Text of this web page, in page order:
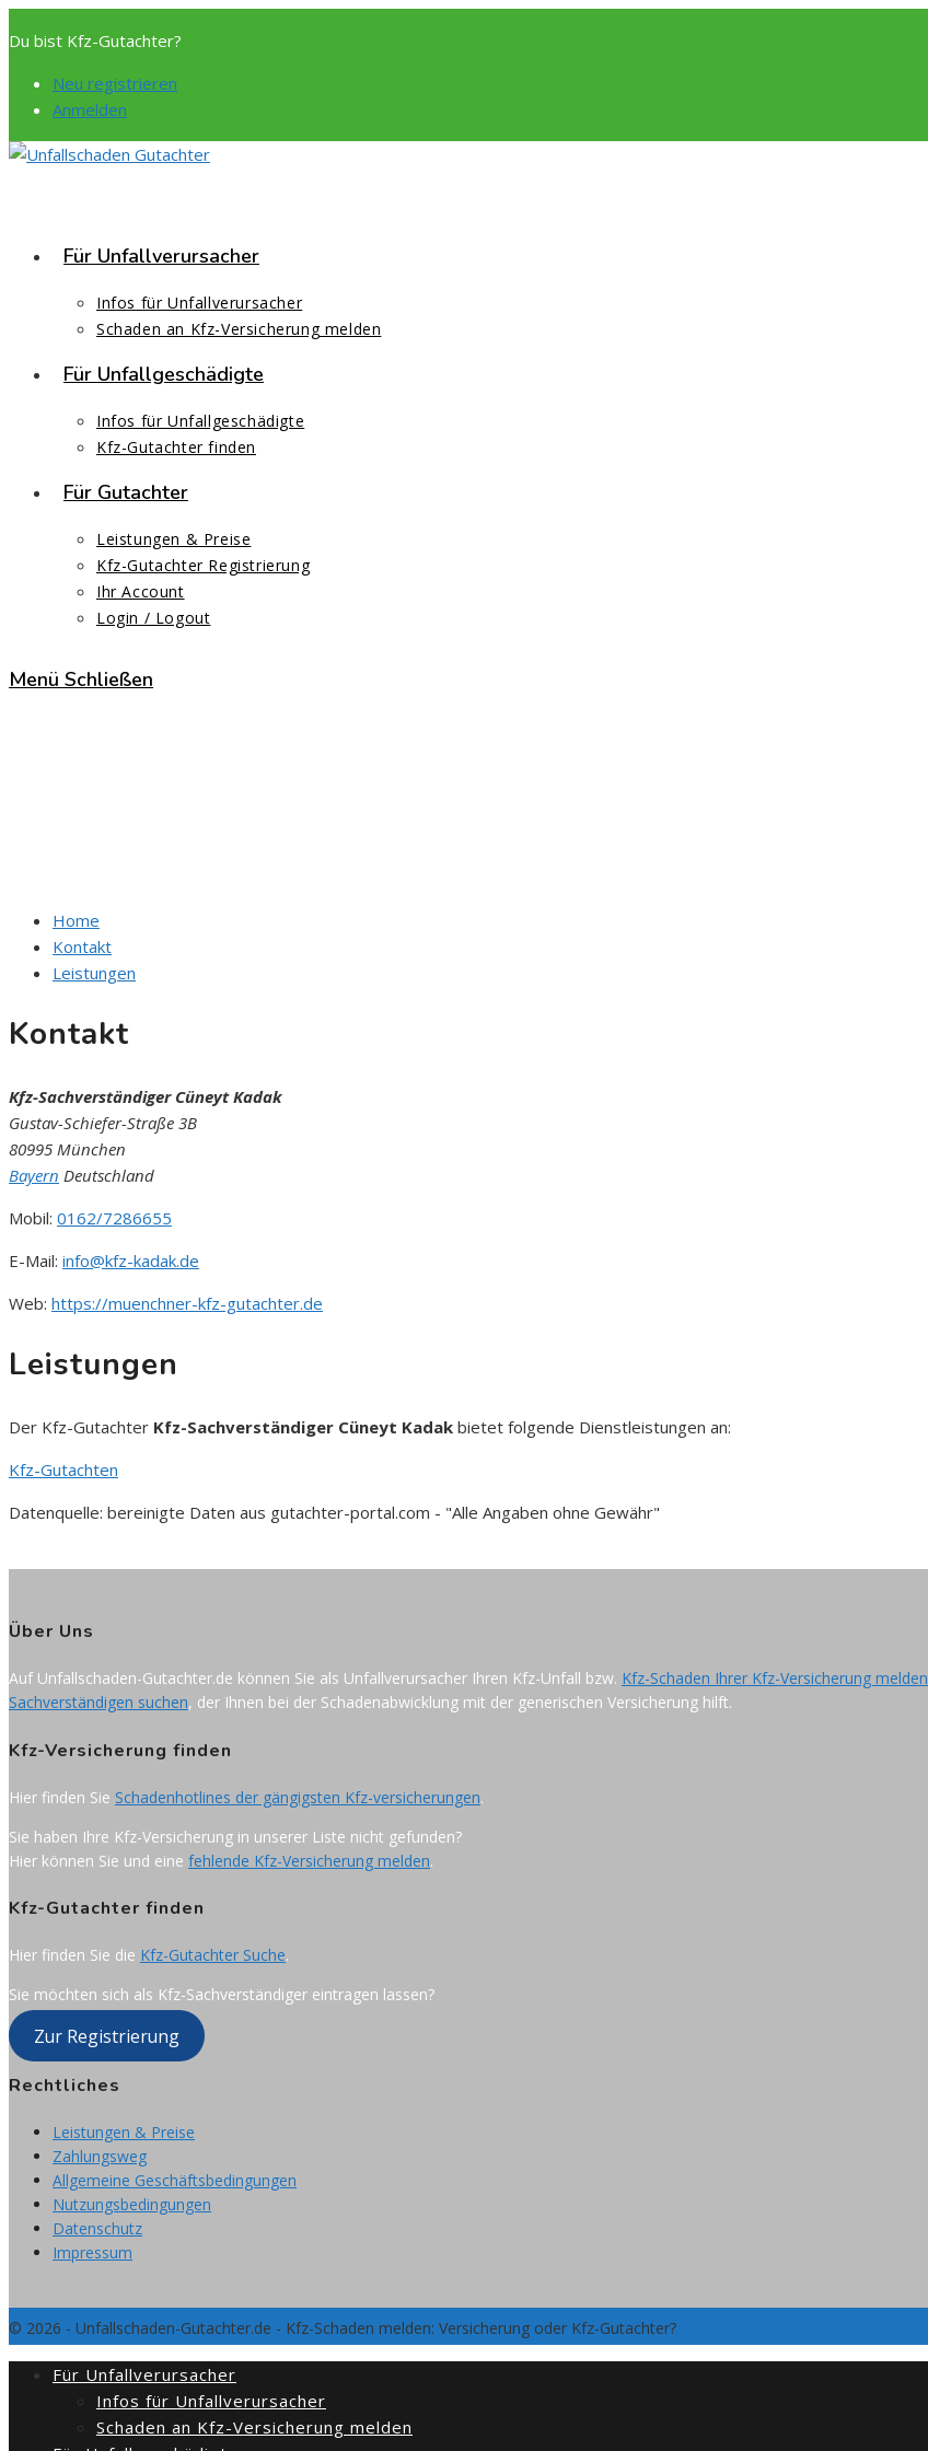
Inhalt
springen
Du bist Kfz-Gutachter?
Neu registrieren
Anmelden
Für Unfallverursacher
Infos für Unfallverursacher
Schaden an Kfz-Versicherung melden
Für Unfallgeschädigte
Infos für Unfallgeschädigte
Kfz-Gutachter finden
Für Gutachter
Leistungen & Preise
Kfz-Gutachter Registrierung
Ihr Account
Login / Logout
Menü Schließen
Home
Kontakt
Leistungen
Kontakt
Kfz-Sachverständiger Cüneyt Kadak
Gustav-Schiefer-Straße 3B
80995 München
Bayern Deutschland
Mobil: 0162/7286655
E-Mail: info@kfz-kadak.de
Web: https://muenchner-kfz-gutachter.de
Leistungen
Der Kfz-Gutachter Kfz-Sachverständiger Cüneyt Kadak bietet folgende Dienstleistungen an:
Kfz-Gutachten
Datenquelle: bereinigte Daten aus gutachter-portal.com - "Alle Angaben ohne Gewähr"
Über Uns
Auf Unfallschaden-Gutachter.de können Sie als Unfallverursacher Ihren Kfz-Unfall bzw. Kfz-Schaden Ihrer Kfz-Versicherung melden
Sachverständigen suchen, der Ihnen bei der Schadenabwicklung mit der generischen Versicherung hilft.
Kfz-Versicherung finden
Hier finden Sie Schadenhotlines der gängigsten Kfz-versicherungen.
Sie haben Ihre Kfz-Versicherung in unserer Liste nicht gefunden?
Hier können Sie und eine fehlende Kfz-Versicherung melden.
Kfz-Gutachter finden
Hier finden Sie die Kfz-Gutachter Suche.
Sie möchten sich als Kfz-Sachverständiger eintragen lassen?
Zur Registrierung
Rechtliches
Leistungen & Preise
Zahlungsweg
Allgemeine Geschäftsbedingungen
Nutzungsbedingungen
Datenschutz
Impressum
© 2026 - Unfallschaden-Gutachter.de - Kfz-Schaden melden: Versicherung oder Kfz-Gutachter?
Für Unfallverursacher
Infos für Unfallverursacher
Schaden an Kfz-Versicherung melden